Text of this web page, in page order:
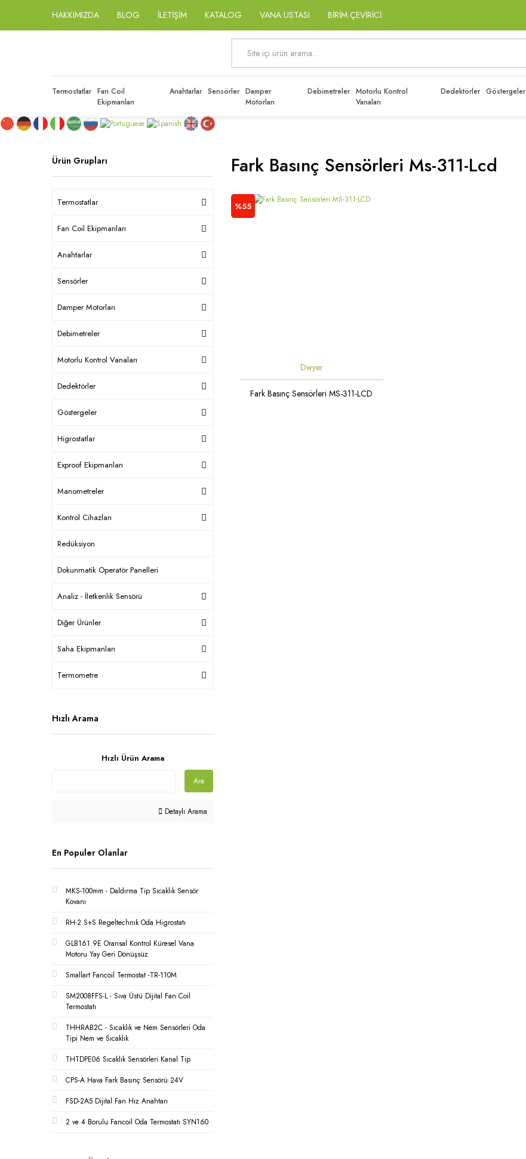
HAKKIMIZDA BLOG İLETİŞİM KATALOG VANA USTASI BİRİM ÇEVİRİCİ
Termostatlar Fan Coil
Ekipmanları
Anahtarlar Sensörler Damper
Motorları
Debimetreler Motorlu Kontrol
Vanaları
Dedektörler Göstergeler
Ürün Grupları
Termostatlar
Fan Coil Ekipmanları
Anahtarlar
Sensörler
Damper Motorları
Debimetreler
Motorlu Kontrol Vanaları
Dedektörler
Göstergeler
Higrostatlar
Exproof Ekipmanları
Manometreler
Kontrol Cihazları
Redüksiyon
Dokunmatik Operatör Panelleri
Analiz - İletkenlik Sensörü
Diğer Ürünler
Saha Ekipmanları
Termometre
Hızlı Arama
Hızlı Ürün Arama
Ara
Detaylı Arama
En Populer Olanlar
MKS-100mm - Daldırma Tip Sıcaklık Sensör
Kovanı
RH-2 S+S Regeltechnık Oda Higrostatı
GLB161.9E Oransal Kontrol Küresel Vana
Motoru Yay Geri Dönüşsüz
Smallart Fancoil Termostat -TR-110M
SM2008FFS-L - Sıva Üstü Dijital Fan Coil
Termostatı
THHRAB2C - Sıcaklık ve Nem Sensörleri Oda
Tipi Nem ve Sıcaklık
THTDPE06 Sıcaklık Sensörleri Kanal Tip
CPS-A Hava Fark Basınç Sensörü 24V
FSD-2A5 Dijital Fan Hız Anahtarı
2 ve 4 Borulu Fancoil Oda Termostatı SYN160
Fark Basınç Sensörleri Ms-311-Lcd
%55
Dwyer
Fark Basınç Sensörleri MS-311-LCD